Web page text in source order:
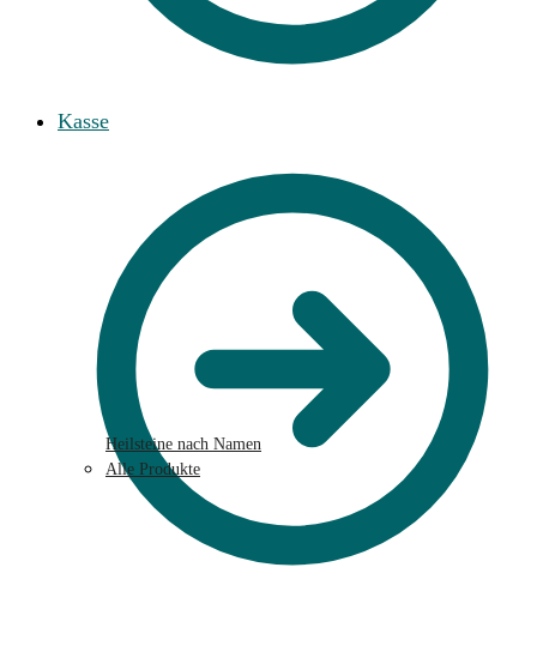
Kasse
Heilsteine nach Namen
Alle Produkte